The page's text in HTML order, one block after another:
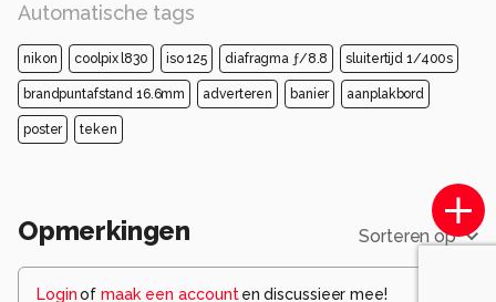
Automatische tags
nikon coolpix l830 iso 125 diafragma ƒ/8.8 sluitertijd 1/400s
brandpuntafstand 16.6mm adverteren banier aanplakbord
poster teken
Opmerkingen Sorteren op
Loginof maak een account en discussieer mee!